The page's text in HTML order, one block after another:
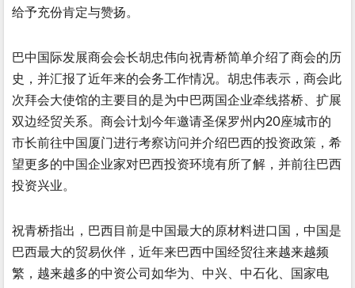
给予充份肯定与赞扬。
巴中国际发展商会会长胡忠伟向祝青桥简单介绍了商会的历
史，并汇报了近年来的会务工作情况。胡忠伟表示，商会此
次拜会大使馆的主要目的是为中巴两国企业牵线搭桥、扩展
双边经贸关系。商会计划今年邀请圣保罗州内20座城市的
市长前往中国厦门进行考察访问并介绍巴西的投资政策，希
望更多的中国企业家对巴西投资环境有所了解，并前往巴西
投资兴业。
祝青桥指出，巴西目前是中国最大的原材料进口国，中国是
巴西最大的贸易伙伴，近年来巴西中国经贸往来越来越频
繁，越来越多的中资公司如华为、中兴、中石化、国家电